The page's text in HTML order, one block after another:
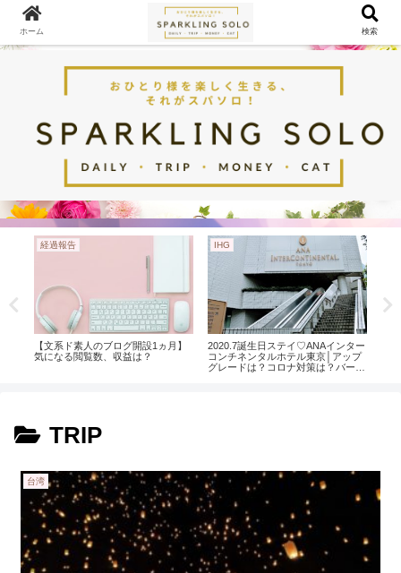
経過報告
【文系ド素人のブログ開設1ヵ月】
気になる閲覧数、収益は？
IHG
2020.7誕生日ステイ♡ANAインター
コンチネンタルホテル東京│アップ
グレードは？コロナ対策は？バース
TRIP
台湾
ホーム 検索